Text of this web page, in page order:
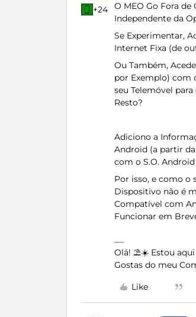
+24
O MEO Go Fora
Independente da
Se Experimentar,
Internet Fixa (de
Ou Também,
por Exemplo) com
seu Telemóvel
Resto?
Adiciono a
Android (a partir da
com o S.O. Android
Por isso, e como o
Dispositivo não é
Compatível com
Funcionar em
Olá! ⛱️☀️ Estou aqui
Gostas do meu
Like